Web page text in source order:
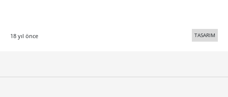
18 yıl önce TASARIM